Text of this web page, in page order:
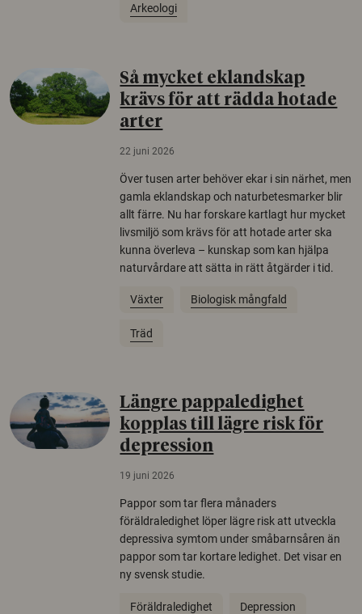
Arkeologi
Så mycket eklandskap
krävs för att rädda hotade
arter
22 juni 2026
Över tusen arter behöver ekar i sin närhet, men
gamla eklandskap och naturbetesmarker blir
allt färre. Nu har forskare kartlagt hur mycket
livsmiljö som krävs för att hotade arter ska
kunna överleva – kunskap som kan hjälpa
naturvårdare att sätta in rätt åtgärder i tid.
Växter Biologisk mångfald
Träd
Längre pappaledighet
kopplas till lägre risk för
depression
19 juni 2026
Pappor som tar flera månaders
föräldraledighet löper lägre risk att utveckla
depressiva symtom under småbarnsåren än
pappor som tar kortare ledighet. Det visar en
ny svensk studie.
Föräldraledighet Depression